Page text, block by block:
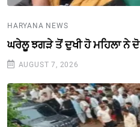
HARYANA NEWS
ਘਰੇਲੂ ਝਗੜੇ ਤੋਂ ਦੁਖੀ ਹੋ ਮਹਿਲਾ ਨੇ
AUGUST 7, 2026